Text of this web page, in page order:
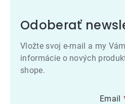
Odoberať
Vložte svoj e-mail a my
informácie o nových
shope.
Email